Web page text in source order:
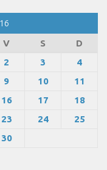
V S
D
2 3
4
9 10
11
16 17
18
23 24
25
30